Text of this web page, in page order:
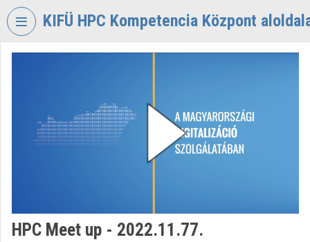
Fejléc kihagyása
KIFÜ HPC Kompetencia Központ
KOMPETENCIA
KÖZPONT
Intézményi felfedezés
HPC Meet up - 2022.11.77.